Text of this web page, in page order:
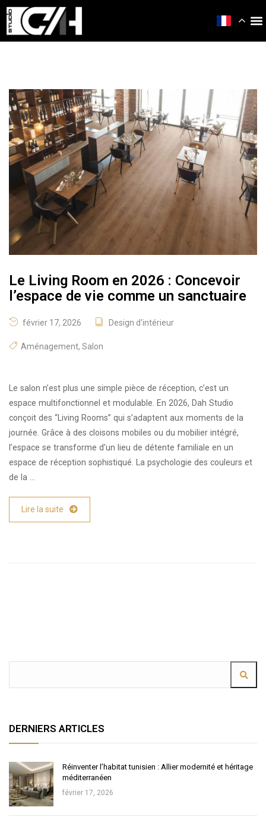
Le Living Room en 2026 : Concevoir
l’espace de vie comme un sanctuaire
février 17, 2026 Design d'intérieur
Aménagement, Salon
Le salon n’est plus une simple pièce de réception, c’est un
espace multifonctionnel et modulable. En 2026, Dah Studio
conçoit des “Living Rooms” qui s’adaptent aux moments de la
journée. Grâce à des cloisons mobiles ou du mobilier intégré,
l’espace se transforme d’un lieu de détente familiale en un
espace de réception sophistiqué. La psychologie des couleurs et
de la …
Lire la suite
DERNIERS ARTICLES
Réinventer l’habitat tunisien : Allier modernité et héritage
méditerranéen
février 17, 2026